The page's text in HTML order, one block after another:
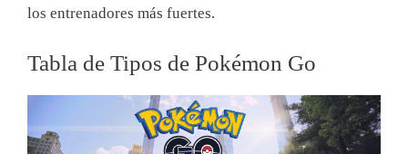
los entrenadores más fuertes.
Tabla de Tipos de Pokémon Go